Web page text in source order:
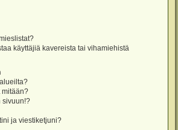
käyttäjiä kavereista tai vihamiehistä
mitään?
sivuun!?
ja viestiketjuni?